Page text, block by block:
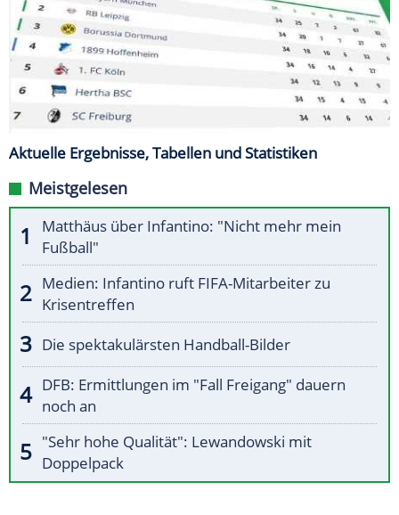
Aktuelle Ergebnisse, Tabellen und Statistiken
Meistgelesen
Matthäus über Infantino: "Nicht mehr mein
Fußball"
Medien: Infantino ruft FIFA-Mitarbeiter zu
Krisentreffen
Die spektakulärsten Handball-Bilder
DFB: Ermittlungen im "Fall Freigang" dauern
noch an
"Sehr hohe Qualität": Lewandowski mit
Doppelpack